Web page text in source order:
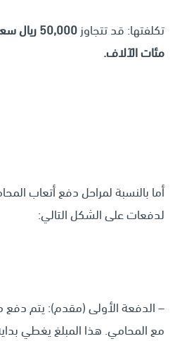
تكلفتها: قد تتجاوز
50,000
مئات الآلاف.
أما بالنسبة لمراحل دفع أتعاب
لدفعات على الشكل التالي:
– الدفعة الأولى (مقدم): يتم دفع
مع المحامي. هذا المبلغ يغطي